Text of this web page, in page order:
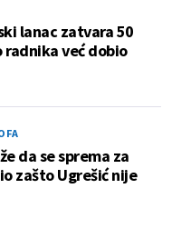
lanac zatvara 50
radnika već dobio
da se sprema za
zašto Ugrešić nije